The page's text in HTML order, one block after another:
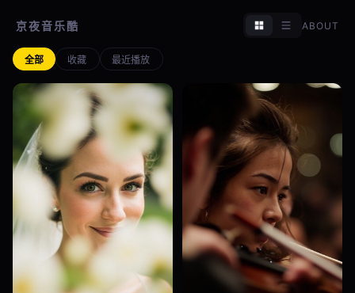
京夜音乐酷 ABOUT
全部 收藏 最近播放